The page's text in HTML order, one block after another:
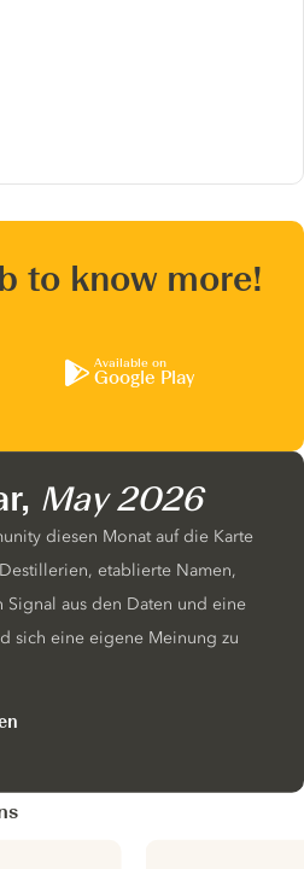
to know more!
Available on
Google Play
May 2026
diesen Monat auf die Karte
etablierte Namen,
aus den Daten und eine
sich eine eigene Meinung zu